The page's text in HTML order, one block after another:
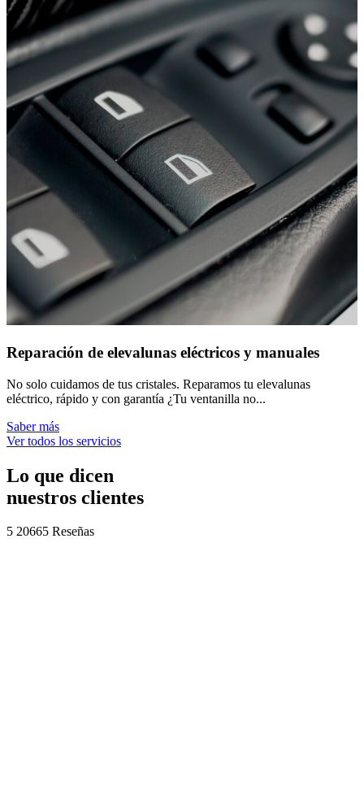
Reparación de elevalunas eléctricos y manuales
No solo cuidamos de tus cristales. Reparamos tu elevalunas
eléctrico, rápido y con garantía ¿Tu ventanilla no...
Saber más
Ver todos los servicios
Lo que dicen
nuestros clientes
5 20665 Reseñas